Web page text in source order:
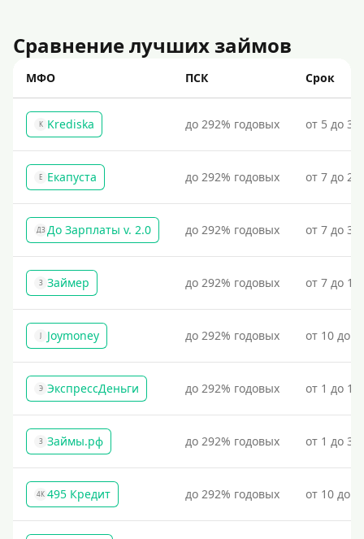
Сравнение лучших займов
МФО ПСК Срок
K Krediska до 292% годовых от 5 до
Е Екапуста до 292% годовых от 7 до
ДЗ До Зарплаты v. 2.0 до 292% годовых от 7 до
З Займер до 292% годовых от 7 до
J Joymoney до 292% годовых от 10 до
Э ЭкспрессДеньги до 292% годовых от 1 до
З Займы.рф до 292% годовых от 1 до
4К 495 Кредит до 292% годовых от 10 до